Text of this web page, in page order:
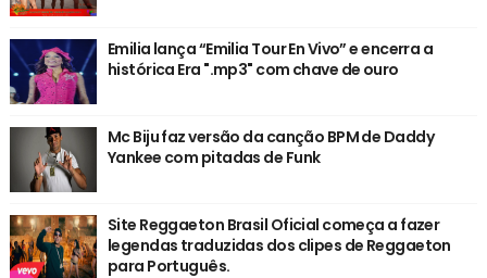
Emilia lança “Emilia Tour En Vivo” e encerra a
histórica Era ".mp3" com chave de ouro
Mc Biju faz versão da canção BPM de Daddy
Yankee com pitadas de Funk
Site Reggaeton Brasil Oficial começa a fazer
legendas traduzidas dos clipes de Reggaeton
para Português.